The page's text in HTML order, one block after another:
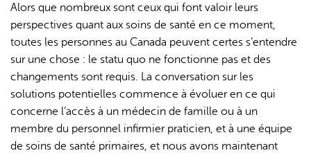
Alors que nombreux sont ceux qui font valoir leurs
perspectives quant aux soins de santé en ce moment,
toutes les personnes au Canada peuvent certes s’entendre
sur une chose : le statu quo ne fonctionne pas et des
changements sont requis. La conversation sur les
solutions potentielles commence à évoluer en ce qui
concerne l’accès à un médecin de famille ou à un
membre du personnel infirmier praticien, et à une équipe
de soins de santé primaires, et nous avons maintenant